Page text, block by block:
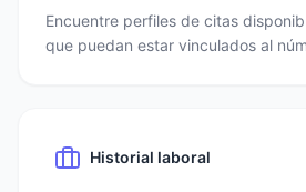
Encuentre perfiles de citas
que puedan estar vinculados al
Historial laboral